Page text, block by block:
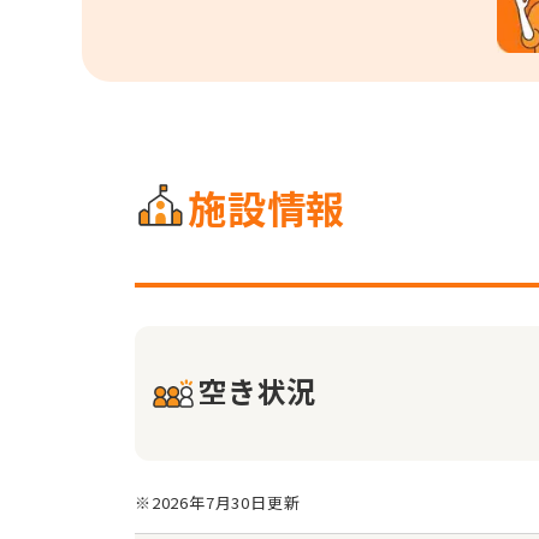
施設情報
空き状況
※2026年7月30日更新